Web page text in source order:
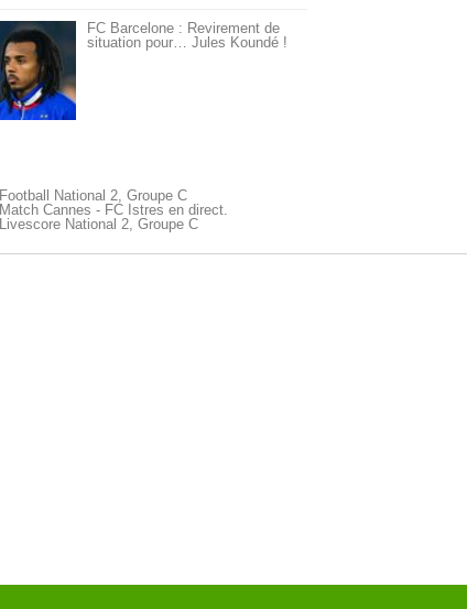
FC Barcelone : Revirement de
situation pour… Jules Koundé !
Football National 2, Groupe C
Match Cannes - FC Istres en direct.
Livescore National 2, Groupe C